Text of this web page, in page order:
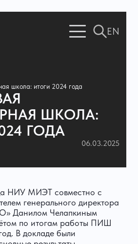
EN
школа: итоги 2024 года
ШКОЛА:
ГОДА
06.03.2025
НИУ МИЭТ совместно с
генерального директора
Данилом Челапкиным
по итогам работы ПИШ
В докладе были